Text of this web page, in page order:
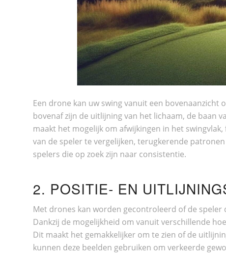
Een drone kan uw swing vanuit een bovenaanzicht
bovenaf zijn de uitlijning van het lichaam, de baan
maakt het mogelijk om afwijkingen in het
van de speler te vergelijken, terugkerende
spelers die op zoek zijn naar consistentie.
2. POSITIE- EN
Met drones kan worden gecontroleerd of de
Dankzij de mogelijkheid om vanuit verschillende
Dit maakt het gemakkelijker om te zien of de
kunnen deze beelden gebruiken om verkeerde